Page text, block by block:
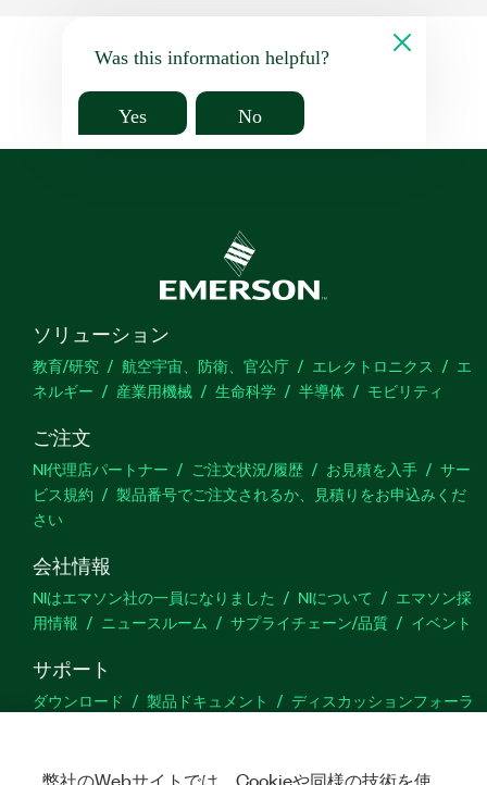
Was this information helpful?
Yes No
ソリューション
教育/研究 航空宇宙、防衛、官公庁 エレクトロニクス
エ
ネルギー
産業用機械 生命科学 半導体 モビリティ
ご注文
NI代理店パートナー ご注文状況/履歴 お見積を入手
サー
ビス規約
製品番号でご注文されるか、見積りをお申込みくだ
さい
会社情報
NIはエマソン社の一員になりました NIについて
エマソン採
用情報
ニュースルーム サプライチェーン/品質 イベント
サポート
ダウンロード 製品ドキュメント
ディスカッションフォーラ
弊社のWebサイトでは、Cookieや同様の技術を使